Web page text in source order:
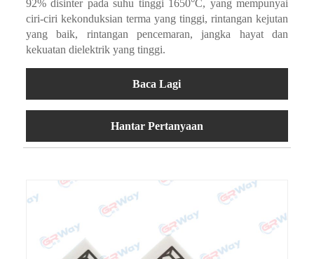
92% disinter pada suhu tinggi 1650°C, yang mempunyai
ciri-ciri kekonduksian terma yang tinggi, rintangan kejutan
yang baik, rintangan pencemaran, jangka hayat dan
kekuatan dielektrik yang tinggi.
Baca Lagi
Hantar Pertanyaan